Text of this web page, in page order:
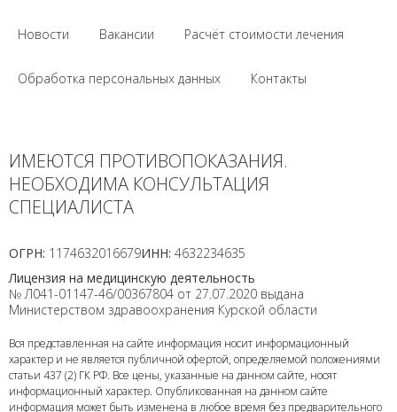
Новости Вакансии Расчёт стоимости лечения
Обработка персональных данных Контакты
ИМЕЮТСЯ ПРОТИВОПОКАЗАНИЯ.
НЕОБХОДИМА КОНСУЛЬТАЦИЯ
СПЕЦИАЛИСТА
ОГРН: 1174632016679ИНН: 4632234635
Лицензия на медицинскую деятельность
№ Л041-01147-46/00367804 от 27.07.2020 выдана
Министерством здравоохранения Курской области
Вся представленная на сайте информация носит информационный
характер и не является публичной офертой, определяемой положениями
статьи 437 (2) ГК РФ. Все цены, указанные на данном сайте, носят
информационный характер. Опубликованная на данном сайте
информация может быть изменена в любое время без предварительного